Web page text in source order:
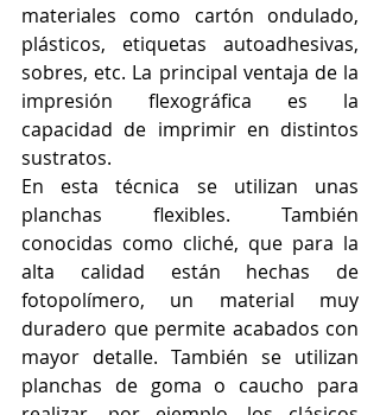
materiales como cartón ondulado,
plásticos, etiquetas autoadhesivas,
sobres, etc. La principal ventaja de la
impresión flexográfica es la
capacidad de imprimir en distintos
sustratos.
En esta técnica se utilizan unas
planchas flexibles. También
conocidas como cliché, que para la
alta calidad están hechas de
fotopolímero, un material muy
duradero que permite acabados con
mayor detalle. También se utilizan
planchas de goma o caucho para